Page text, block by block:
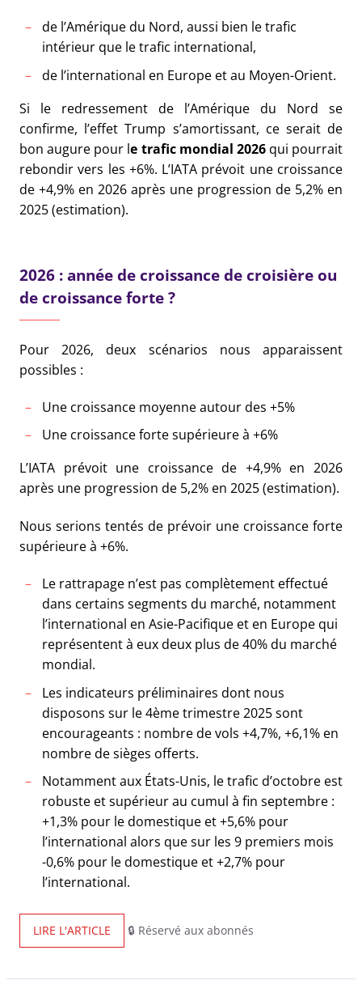
de l’Amérique du Nord, aussi bien le trafic
intérieur que le trafic international,
de l’international en Europe et au Moyen-Orient.
Si le redressement de l’Amérique du Nord se
confirme, l’effet Trump s’amortissant, ce serait de
bon augure pour le trafic mondial 2026 qui pourrait
rebondir vers les +6%. L’IATA prévoit une croissance
de +4,9% en 2026 après une progression de 5,2% en
2025 (estimation).
2026 : année de croissance de croisière ou
de croissance forte ?
Pour 2026, deux scénarios nous apparaissent
possibles :
Une croissance moyenne autour des +5%
Une croissance forte supérieure à +6%
L’IATA prévoit une croissance de +4,9% en 2026
après une progression de 5,2% en 2025 (estimation).
Nous serions tentés de prévoir une croissance forte
supérieure à +6%.
Le rattrapage n’est pas complètement effectué
dans certains segments du marché, notamment
l’international en Asie-Pacifique et en Europe qui
représentent à eux deux plus de 40% du marché
mondial.
Les indicateurs préliminaires dont nous
disposons sur le 4ème trimestre 2025 sont
encourageants : nombre de vols +4,7%, +6,1% en
nombre de sièges offerts.
Notamment aux États-Unis, le trafic d’octobre est
robuste et supérieur au cumul à fin septembre :
+1,3% pour le domestique et +5,6% pour
l’international alors que sur les 9 premiers mois
-0,6% pour le domestique et +2,7% pour
l’international.
LIRE L'ARTICLE 🔒 Réservé aux abonnés